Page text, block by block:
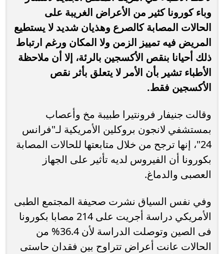
وباء كورونا كثير من الأعراض الغريبة على
الحالات المصابة كالصرع وهذيان شديد لا يستطيع
المريض فيه تمييز الزمن ولا المكان ورغم ارتباط
ذلك أحيانا بنقص الأكسجين بالرئة، إلا أن ملاحظة
الأطباء تشير بأن الأمر لا يتعلق بأثر نقص
الأكسجين فقط.
وقالت جنيفار فرونتيرا طبيبة مخ وأعصاب
بمستشفي لانجون بروكلين الأمريكية لـ"فرانس
24"، إنها ترجح من خلال متابعتها للحالات المصابة
بكورونا أن الفيروس لديه تأثير على الجهاز
العصبى والدماغ.
وفي نفس السياق نشرت صحيفة المجتمع الطبى
الأمريكي دراسة أجريت على 214 مصابا بكورونا
فى الصين وتوصلت الدراسة لأن 36.4% من
الحالات عانت أعراض تتراوح بين فقدان حاستى